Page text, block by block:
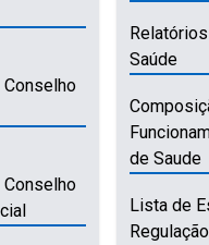
Conselho
Conselho
Saúde
de Saude
Lista de